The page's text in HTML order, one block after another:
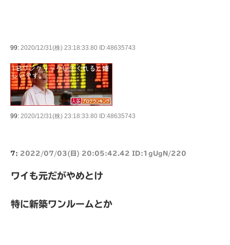
99: 2020/12/31(株) 23:18:33.80 ID:48635743
99: 2020/12/31(株) 23:18:33.80 ID:48635743
7: 2022/07/03(日) 20:05:42.42 ID:1gUgN/220
ワイも元だがやめとけ
特に新築ワンルームとか